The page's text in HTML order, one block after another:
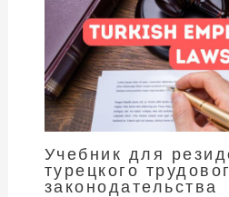
Учебник для
турецкого
законодательства